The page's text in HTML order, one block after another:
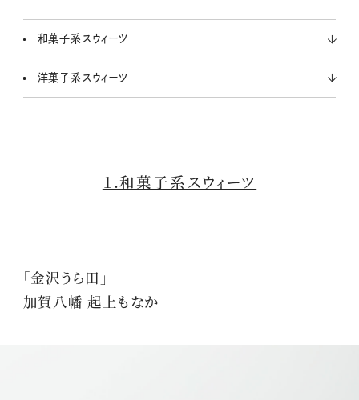
和菓子系スウィーツ
洋菓子系スウィーツ
１.和菓子系スウィーツ
「金沢うら田」
加賀八幡 起上もなか